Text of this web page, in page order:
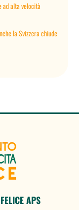
ad alta velocità
la Svizzera chiude
APS